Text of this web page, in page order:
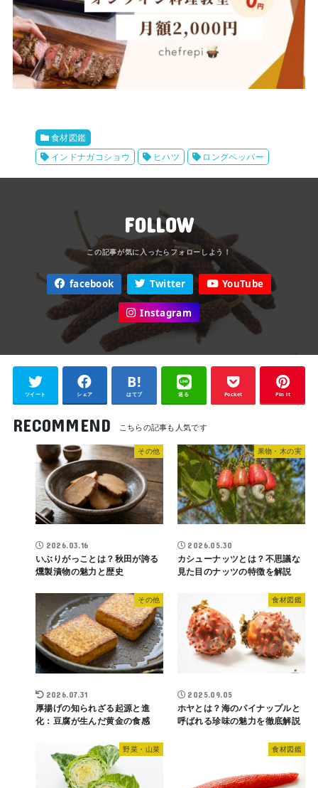
食材図鑑
インドナガコショウ
ヒハツ ロングペッパー
FOLLOW
facebook Twitter YouTube
Instagram
ツイート シェア はてブ 送る Pocket Pin it
RECOMMEND
その他
2026.03.16
いぶりがっことは？秋田が誇る
燻製漬物の魅力と歴史
果物・木の実
2026.05.30
カシューナッツとは？不思議な
見た目のナッツの特徴を解説
その他
2026.07.31
厚揚げの知られざる起源と進
化：豆腐が生んだ黄金の食感
食材図鑑
2025.09.05
ホヤとは？海のパイナップルと
呼ばれる珍味の魅力を徹底解説
野菜・山菜 食材図鑑